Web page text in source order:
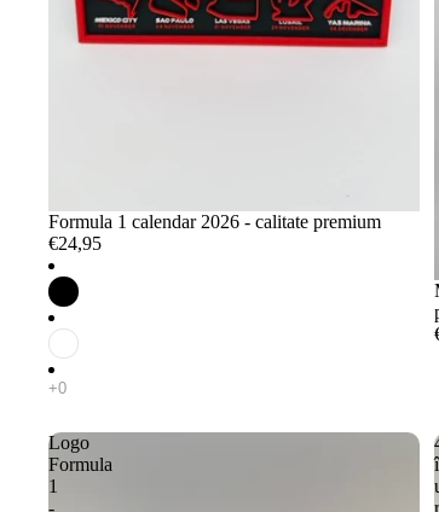
Formula 1 calendar 2026 - calitate premium
€24,95
Logo
Formula
1